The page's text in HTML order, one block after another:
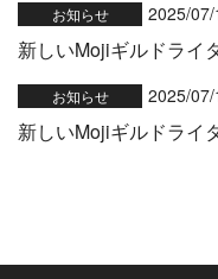
お知らせ 2025/
新しいMojiギルドライ
お知らせ 2025/
新しいMojiギルドライ